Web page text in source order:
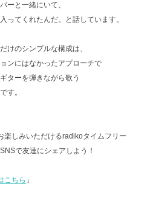
ーと一緒にいて、
ってくれたんだ。と話しています。
けのシンプルな構成は、
ンにはなかったアプローチで
ターを弾きながら歌う
す。
楽しみいただけるradikoタイムフリー
で友達にシェアしよう！
こちら 」